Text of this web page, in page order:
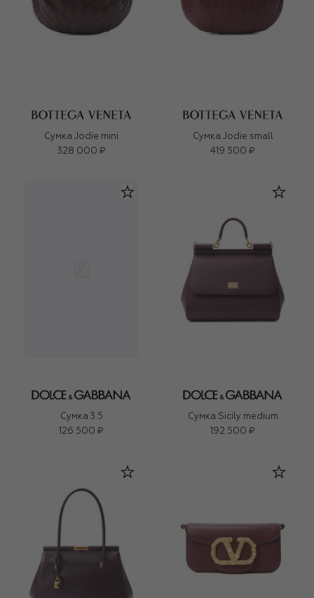
Сумка Jodie mini
328 000 ₽
Сумка Jodie small
419 500 ₽
Сумка 3.5
126 500 ₽
Сумка Sicily medium
192 500 ₽